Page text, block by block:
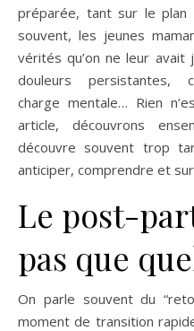
préparée, tant sur le plan
souvent, les jeunes
vérités qu’on ne leur avait
douleurs persistantes,
charge mentale… Rien
article, découvrons
découvre souvent trop
anticiper, comprendre et
Le post-
pas que
On parle souvent du
moment de transition